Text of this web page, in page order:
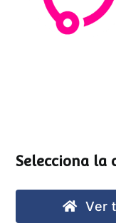
Selecciona la
Ver